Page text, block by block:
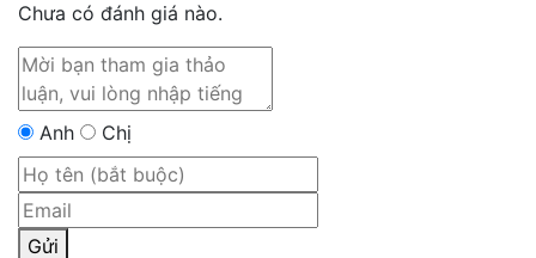
Chưa có đánh giá nào.
Anh Chị
Gửi